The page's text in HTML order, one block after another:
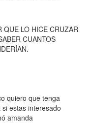
QUE LO HICE CRUZAR
CUANTOS
quiero que tenga
estas interesado
amanda